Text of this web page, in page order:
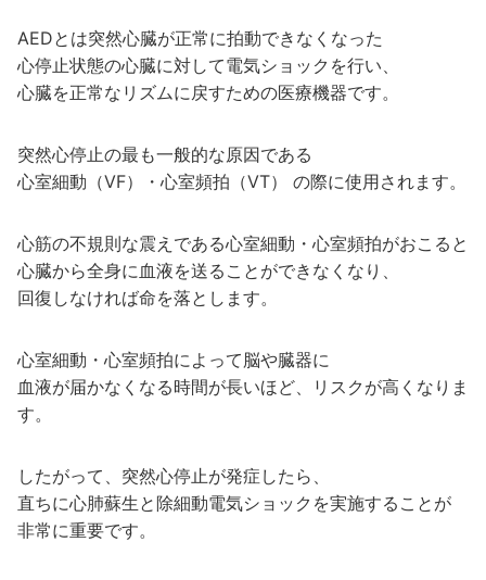
AEDとは突然心臓が正常に拍動できなくなった
心停止状態の心臓に対して電気ショックを行い、
心臓を正常なリズムに戻すための医療機器です。
突然心停止の最も一般的な原因である
心室細動（VF）・心室頻拍（VT） の際に使用されます。
心筋の不規則な震えである心室細動・心室頻拍がおこると
心臓から全身に血液を送ることができなくなり、
回復しなければ命を落とします。
心室細動・心室頻拍によって脳や臓器に
血液が届かなくなる時間が長いほど、リスクが高くなりま
す。
したがって、突然心停止が発症したら、
直ちに心肺蘇生と除細動電気ショックを実施することが
非常に重要です。